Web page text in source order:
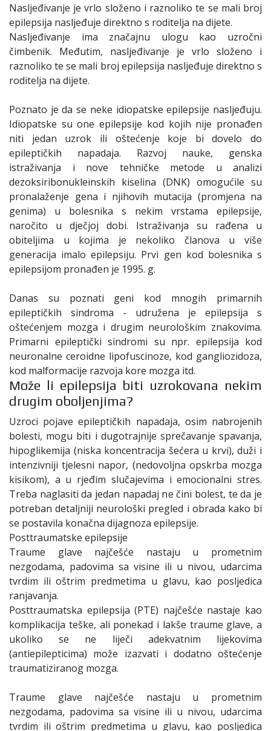
Nasljeđivanje je vrlo složeno i raznoliko te se mali broj
epilepsija nasljeđuje direktno s roditelja na dijete.
Nasljeđivanje ima značajnu ulogu kao uzročni
čimbenik. Međutim, nasljeđivanje je vrlo složeno i
raznoliko te se mali broj epilepsija nasljeđuje direktno s
roditelja na dijete.
Poznato je da se neke idiopatske epilepsije nasljeđuju.
Idiopatske su one epilepsije kod kojih nije pronađen
niti jedan uzrok ili oštećenje koje bi dovelo do
epileptičkih napadaja. Razvoj nauke, genska
istraživanja i nove tehničke metode u analizi
dezoksiribonukleinskih kiselina (DNK) omogućile su
pronalaženje gena i njihovih mutacija (promjena na
genima) u bolesnika s nekim vrstama epilepsije,
naročito u dječjoj dobi. Istraživanja su rađena u
obiteljima u kojima je nekoliko članova u više
generacija imalo epilepsiju. Prvi gen kod bolesnika s
epilepsijom pronađen je 1995. g.
Danas su poznati geni kod mnogih primarnih
epileptičkih sindroma - udružena je epilepsija s
oštećenjem mozga i drugim neurološkim znakovima.
Primarni epileptički sindromi su npr. epilepsija kod
neuronalne ceroidne lipofuscinoze, kod gangliozidoza,
kod malformacije razvoja kore mozga itd.
Može li epilepsija biti uzrokovana nekim
drugim oboljenjima?
Uzroci pojave epileptičkih napadaja, osim nabrojenih
bolesti, mogu biti i dugotrajnije sprečavanje spavanja,
hipoglikemija (niska koncentracija šećera u krvi), duži i
intenzivniji tjelesni napor, (nedovoljna opskrba mozga
kisikom), a u rjeđim slučajevima i emocionalni stres.
Treba naglasiti da jedan napadaj ne čini bolest, te da je
potreban detaljniji neurološki pregled i obrada kako bi
se postavila konačna dijagnoza epilepsije.
Posttraumatske epilepsije
Traume glave najčešće nastaju u prometnim
nezgodama, padovima sa visine ili u nivou, udarcima
tvrdim ili oštrim predmetima u glavu, kao posljedica
ranjavanja.
Posttraumatska epilepsija (PTE) najčešće nastaje kao
komplikacija teške, ali ponekad i lakše traume glave, a
ukoliko se ne liječi adekvatnim lijekovima
(antiepilepticima) može izazvati i dodatno oštećenje
traumatiziranog mozga.
Traume glave najčešće nastaju u prometnim
nezgodama, padovima sa visine ili u nivou, udarcima
tvrdim ili oštrim predmetima u glavu, kao posljedica